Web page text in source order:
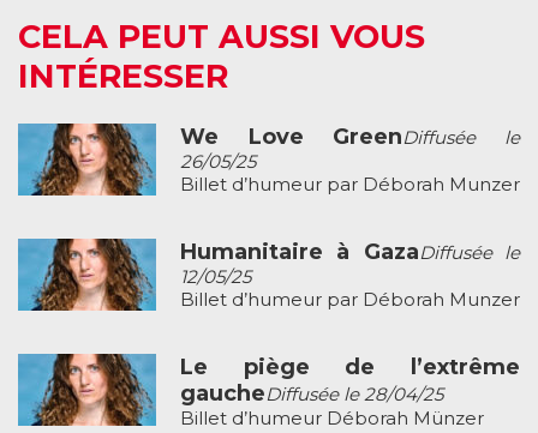
CELA PEUT AUSSI VOUS
INTÉRESSER
We Love GreenDiffusée le
26/05/25
Billet d’humeur par Déborah Munzer
Humanitaire à GazaDiffusée le
12/05/25
Billet d’humeur par Déborah Munzer
Le piège de l’extrême
gaucheDiffusée le 28/04/25
Billet d’humeur Déborah Münzer